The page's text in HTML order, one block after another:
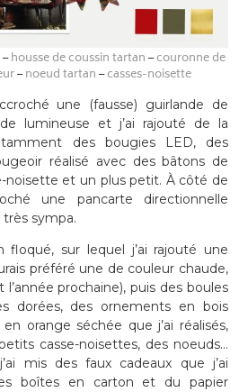
–housse de coussin tartan–couronne de
–noeud tartan–casses-noisette
une (fausse) guirlande de
lumineuse et j’ai rajouté de la
des bougies LED, des
réalisé avec des bâtons de
noisette et un plus petit. À côté de
une pancarte directionnelle
sympa.
floqué, sur lequel j’ai rajouté une
préféré une de couleur chaude,
prochaine), puis des boules
dorées, des ornements en bois
orange séchée que j’ai réalisés,
casse-noisettes, des noeuds…
mis des faux cadeaux que j’ai
boîtes en carton et du papier